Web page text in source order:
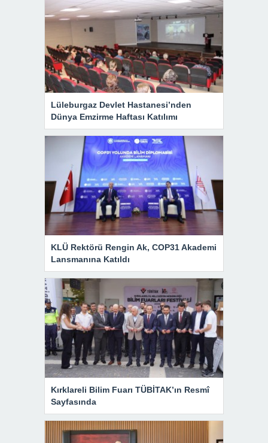
Lüleburgaz Devlet Hastanesi’nden
Dünya Emzirme Haftası Katılımı
KLÜ Rektörü Rengin Ak, COP31 Akademi
Lansmanına Katıldı
Kırklareli Bilim Fuarı TÜBİTAK’ın Resmî
Sayfasında